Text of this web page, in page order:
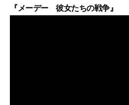
『メーデー 彼女たちの戦争』